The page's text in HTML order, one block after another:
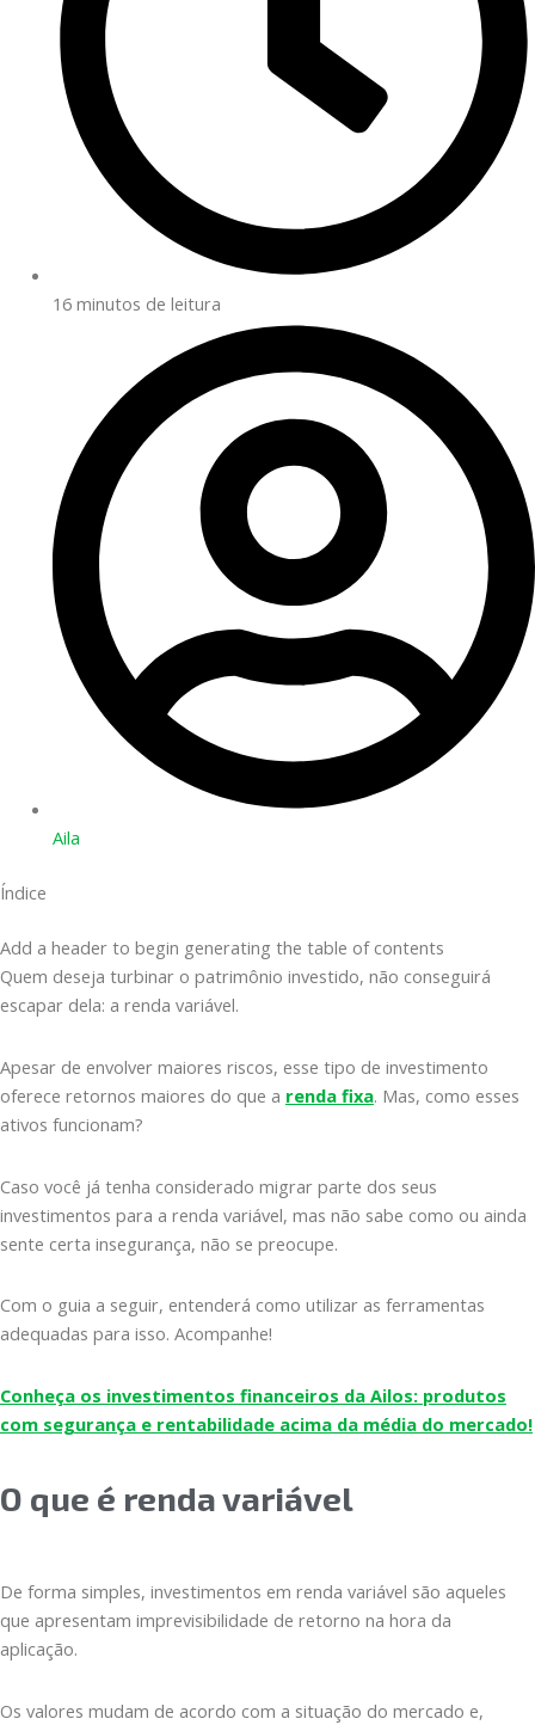
16 minutos de leitura
Aila
Índice
Add a header to begin generating the table of contents
Quem deseja turbinar o patrimônio investido, não conseguirá
escapar dela: a renda variável.
Apesar de envolver maiores riscos, esse tipo de investimento
oferece retornos maiores do que a renda fixa. Mas, como esses
ativos funcionam?
Caso você já tenha considerado migrar parte dos seus
investimentos para a renda variável, mas não sabe como ou ainda
sente certa insegurança, não se preocupe.
Com o guia a seguir, entenderá como utilizar as ferramentas
adequadas para isso. Acompanhe!
Conheça os investimentos financeiros da Ailos: produtos
com segurança e rentabilidade acima da média do mercado!
O que é renda variável
De forma simples, investimentos em renda variável são aqueles
que apresentam imprevisibilidade de retorno na hora da
aplicação.
Os valores mudam de acordo com a situação do mercado e,